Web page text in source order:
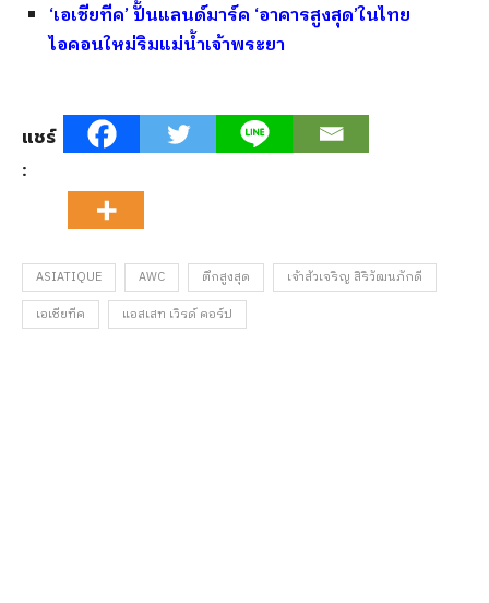
‘เอเชียทีค’ ปั้นแลนด์มาร์ค ‘อาคารสูงสุด’ในไทย
ไอคอนใหม่ริมแม่น้ำเจ้าพระยา
แชร์
:
ASIATIQUE AWC ตึกสูงสุด
เจ้าสัวเจริญ สิริวัฒนภักดี
เอเชียทีค
แอสเสท เวิรด์ คอร์ป